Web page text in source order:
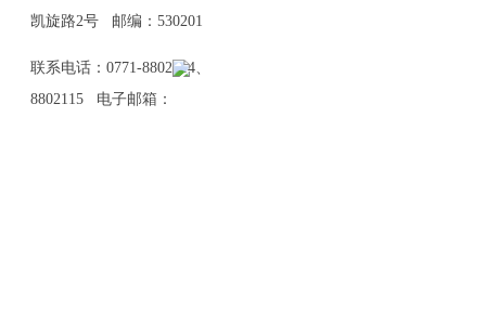
凯旋路2号 邮编：530201
联系电话：0771-8802114、
8802115 电子邮箱：